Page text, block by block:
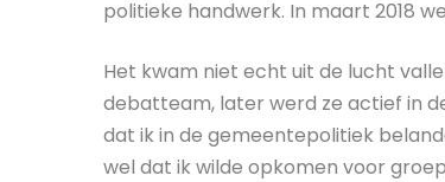
politieke handwerk. In maart 2018
Het kwam niet echt uit de lucht
debatteam, later werd ze actief in
dat ik in de gemeentepolitiek
wel dat ik wilde opkomen voor